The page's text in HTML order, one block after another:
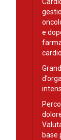
e
base